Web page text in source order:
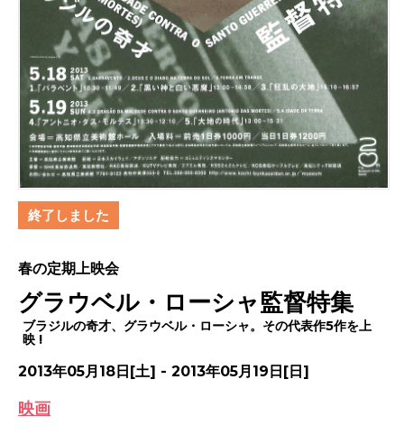
終了しました
春の定期上映会
グラウベル・ローシャ監督特集
ブラジルの奇才、グラウベル・ローシャ。その代表作5作を上
映 !
2013年05月18日[土] - 2013年05月19日[日]
映画